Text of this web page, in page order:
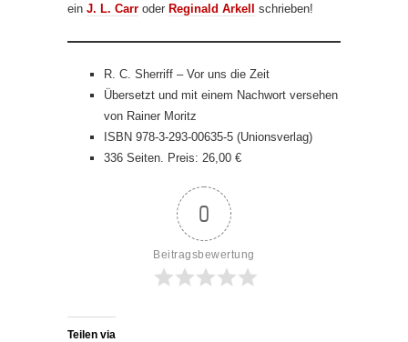
ein J. L. Carr oder Reginald Arkell schrieben!
R. C. Sherriff – Vor uns die Zeit
Übersetzt und mit einem Nachwort versehen
von Rainer Moritz
ISBN 978-3-293-00635-5 (Unionsverlag)
336 Seiten. Preis: 26,00 €
0
Beitragsbewertung
Teilen via